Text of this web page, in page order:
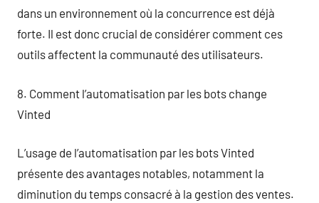
dans un environnement où la concurrence est déjà
forte. Il est donc crucial de considérer comment ces
outils affectent la communauté des utilisateurs.
8. Comment l’automatisation par les bots change
Vinted
L’usage de l’automatisation par les bots Vinted
présente des avantages notables, notamment la
diminution du temps consacré à la gestion des ventes.